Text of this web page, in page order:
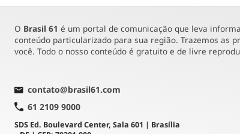
O Brasil 61 é um portal de comunicação que leva
conteúdo particularizado para sua região. Trazemos as
você. Todo o nosso conteúdo é gratuito e de livre
contato@brasil61.com
61 2109 9000
SDS Ed. Boulevard Center, Sala 601 | Brasília